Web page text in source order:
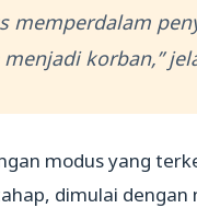
memperdalam
korban,”
modus yang
dimulai dengan